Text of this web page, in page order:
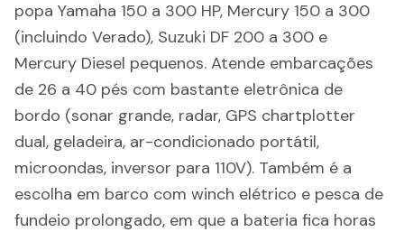
popa Yamaha 150 a 300 HP, Mercury 150 a 300
(incluindo Verado), Suzuki DF 200 a 300 e
Mercury Diesel pequenos. Atende embarcações
de 26 a 40 pés com bastante eletrônica de
bordo (sonar grande, radar, GPS chartplotter
dual, geladeira, ar-condicionado portátil,
microondas, inversor para 110V). Também é a
escolha em barco com winch elétrico e pesca de
fundeio prolongado, em que a bateria fica horas